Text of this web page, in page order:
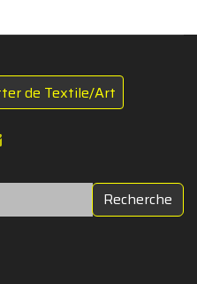
de Textile/Art
Recherche